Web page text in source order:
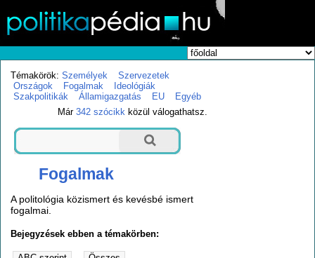
Témakörök: Személyek
Szervezetek
Országok
Fogalmak
Ideológiák
Szakpolitikák
Államigazgatás EU
Egyéb
Már342 szócikk közül válogathatsz.
Fogalmak
A politológia közismert és kevésbé ismert
fogalmai.
Bejegyzések ebben a témakörben: